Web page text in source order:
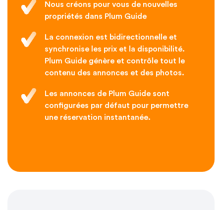
Nous créons pour vous de nouvelles
propriétés dans Plum Guide
La connexion est bidirectionnelle et
synchronise les prix et la disponibilité.
Plum Guide génère et contrôle tout le
contenu des annonces et des photos.
Les annonces de Plum Guide sont
configurées par défaut pour permettre
une réservation instantanée.